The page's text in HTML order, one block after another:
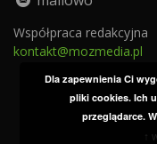
Współpraca redakcyjna
kontakt@mozmedia.pl
Dla zapewnienia Ci
pliki cookies. Ich
przeglądarce.